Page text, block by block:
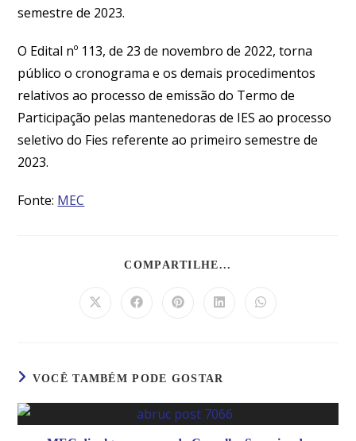
semestre de 2023.
O Edital nº 113, de 23 de novembro de 2022, torna
público o cronograma e os demais procedimentos
relativos ao processo de emissão do Termo de
Participação pelas mantenedoras de IES ao processo
seletivo do Fies referente ao primeiro semestre de
2023.
Fonte: MEC
COMPARTILHE...
VOCÊ TAMBÉM PODE GOSTAR